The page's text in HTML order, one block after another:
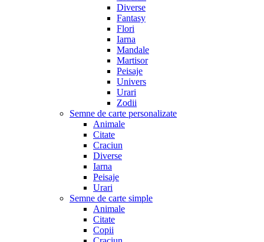
Diverse
Fantasy
Flori
Iarna
Mandale
Martisor
Peisaje
Univers
Urari
Zodii
Semne de carte personalizate
Animale
Citate
Craciun
Diverse
Iarna
Peisaje
Urari
Semne de carte simple
Animale
Citate
Copii